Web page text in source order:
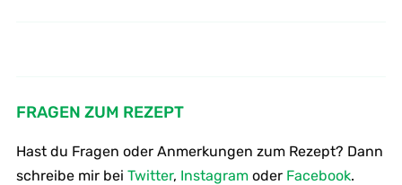
FRAGEN ZUM REZEPT
Hast du Fragen oder Anmerkungen zum Rezept? Dann
schreibe mir bei Twitter, Instagramoder Facebook.